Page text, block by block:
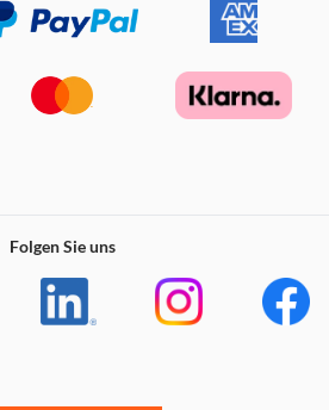
im Blick: mit dem Gigaset
Gigaset C575 beginnt mit der
auf. Dabei hat das große TFT-
bieten: beste Lesbarkeit von Grafik
werden. In Kombination mit
und beleuchteten Tasten
Zeichen in puncto intuitiver
Folgen Sie uns